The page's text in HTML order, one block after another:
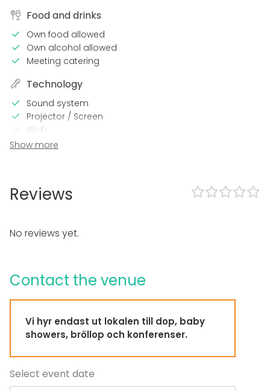
Food and drinks
Own food allowed
Own alcohol allowed
Meeting catering
Technology
Sound system
Projector / Screen
Wi-Fi
In the venue
Exclusive use of venue
Outdoor area
Equipment
Kitchen for customer
Event types
Party
Wedding
Conference / Seminar
Show more
Reviews
No reviews yet.
Contact the venue
Vi hyr endast ut lokalen till dop, baby
showers, bröllop och konferenser.
Select event date